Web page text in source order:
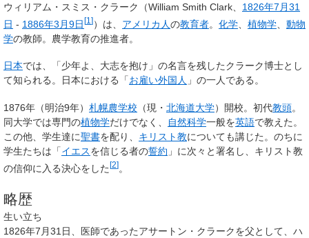
ウィリアム・スミス・クラーク
（William Smith Clark 1826年7月31
日 - 1886年3月9日 [1 ] ）は、 アメリカ人の教育者。 化学 植物学
動物
学の教師。農学教育の推進者。
日本では、「少年よ、大志を抱け」の名言を残したクラーク博士とし
て知られる。日本における「お雇い外国人 」の一人である。
1876年（明治9年） 札幌農学校 （現・ 北海道大学）開校。初代教頭。
同大学では専門の植物学だけでなく、 自然科学一般を英語で教えた。
この他、学生達に聖書を配り、 キリスト教についても講じた。のちに
学生たちは「イエスを信じる者の誓約 」に次々と署名し、キリスト教
の信仰に入る決心をした[2]。
略歴
生い立ち
1826年7月31日、医師であったアサートン・クラークを父として、ハ